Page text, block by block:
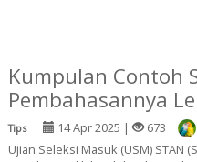
Kumpulan Contoh
Pembahasannya
Tips 14 Apr 2025 | 673
Ujian Seleksi Masuk (USM) STAN